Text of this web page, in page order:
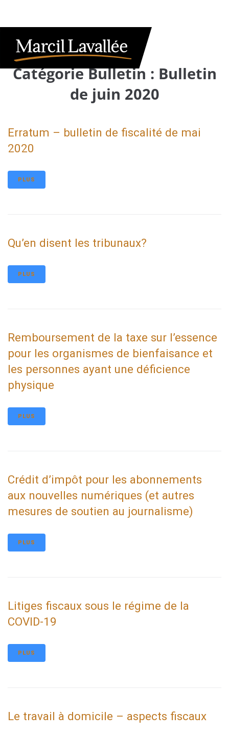
Catégorie Bulletin : Bulletin
de juin 2020
Erratum – bulletin de fiscalité de mai
2020
PLUS
Qu’en disent les tribunaux?
PLUS
Remboursement de la taxe sur l’essence
pour les organismes de bienfaisance et
les personnes ayant une déficience
physique
PLUS
Crédit d’impôt pour les abonnements
aux nouvelles numériques (et autres
mesures de soutien au journalisme)
PLUS
Litiges fiscaux sous le régime de la
COVID-19
PLUS
Le travail à domicile – aspects fiscaux